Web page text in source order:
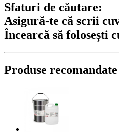
Sfaturi de căutare:
Asigură-te că scrii
Încearcă să folosești
Produse recomandate